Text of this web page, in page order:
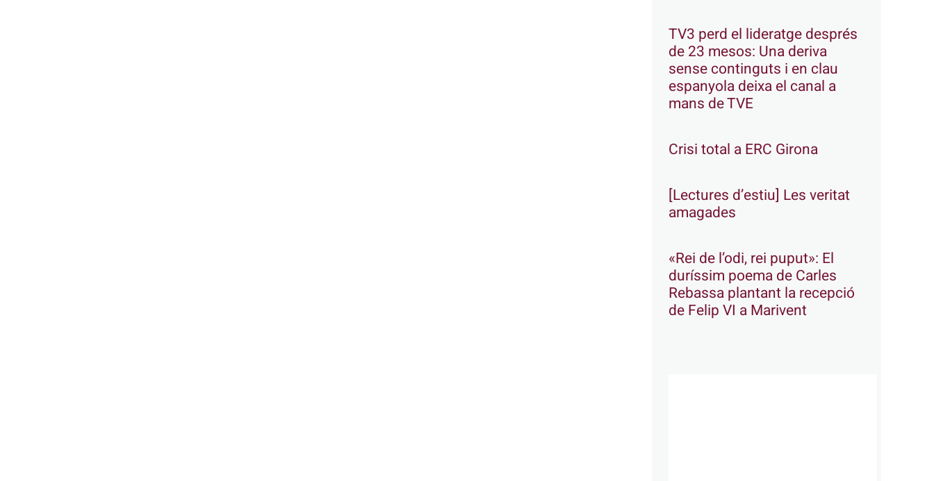
TV3 perd el lideratge després
de 23 mesos: Una deriva
sense continguts i en clau
espanyola deixa el canal a
mans de TVE
Crisi total a ERC Girona
[Lectures d’estiu] Les veritat
amagades
«Rei de l’odi, rei puput»: El
duríssim poema de Carles
Rebassa plantant la recepció
de Felip VI a Marivent